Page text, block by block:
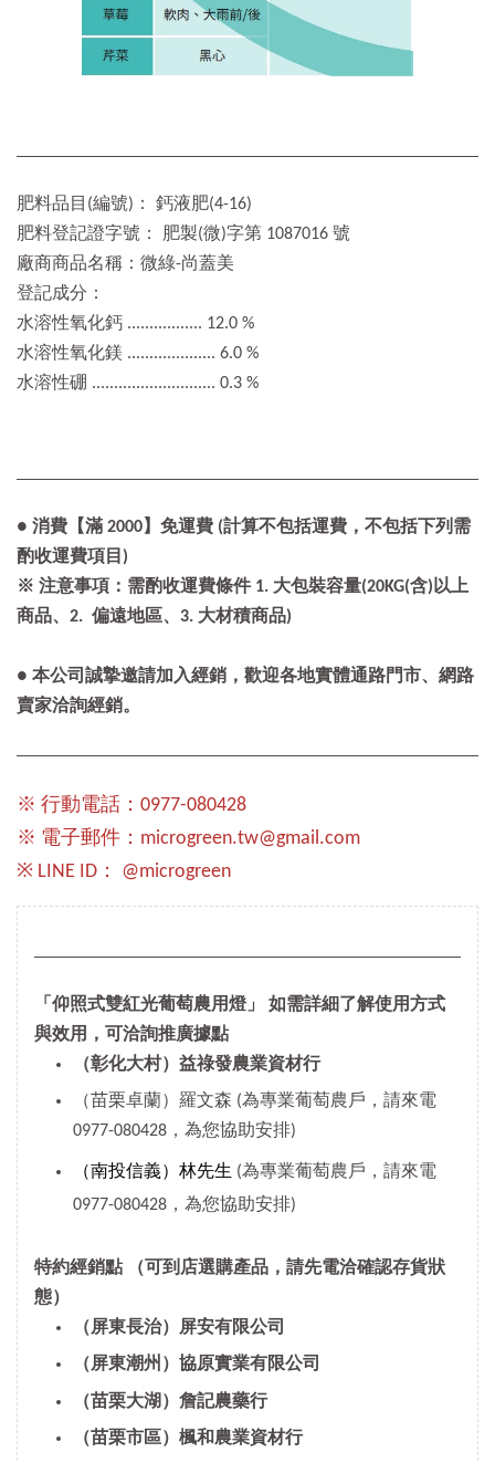
肥料品目(編號)： 鈣液肥(4-16)
肥料登記證字號： 肥製(微)字第 1087016 號
廠商商品名稱：微綠-尚蓋美
登記成分：
水溶性氧化鈣 ................. 12.0 %
水溶性氧化鎂 .................... 6.0 %
水溶性硼 ............................ 0.3 %
● 消費【滿 2000】免運費 (計算不包括運費，不包括下列需
酌收運費項目)
※ 注意事項：需酌收運費條件 1. 大包裝容量(20KG(含)以上
商品、2. 偏遠地區、3. 大材積商品)
● 本公司誠摯邀請加入經銷，歡迎各地實體通路門市、網路
賣家洽詢經銷。
※ 行動電話：0977-080428
※ 電子郵件：microgreen.tw@gmail.com
※ LINE ID： @microgreen
「仰照式雙紅光葡萄農用燈」 如需詳細了解使用方式
與效用，可洽詢推廣據點
（彰化大村）益祿發農業資材行
（苗栗卓蘭）羅文森 (為專業葡萄農戶，請來電
0977-080428，為您協助安排)
（南投信義）林先生 (為專業葡萄農戶，請來電
0977-080428，為您協助安排)
特約經銷點
（可到店選購產品，請先電洽確認存貨狀
態）
（屏東長治）屏安有限公司
（屏東潮州）協原實業有限公司
（苗栗大湖）詹記農藥行
（苗栗市區）楓和農業資材行